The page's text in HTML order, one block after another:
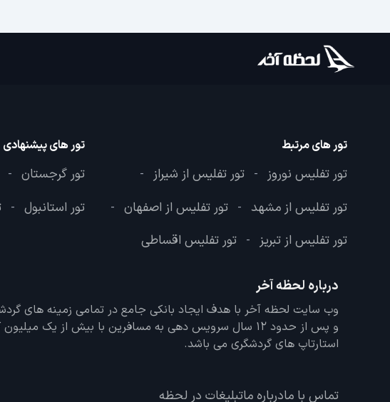
تور های مرتبط
تور تفلیس نوروز - تور تفلیس از شیراز -
تور تفلیس از مشهد - تور تفلیس از اصفهان -
تور تفلیس از تبریز - تور تفلیس اقساطی
تور های پیشنهادی
تور گرجستان -
تور استانبول -
درباره لحظه آخر
و پس از حدود 12 سال سرویس دهی به مسافرین با بیش از یک
استارتاپ های گردشگری می باشد.
تماس با مادرباره ماتبلیغات در لحظه